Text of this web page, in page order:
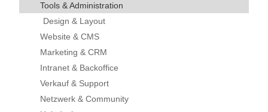
Tools & Administration
Design & Layout
Website & CMS
Marketing & CRM
Intranet & Backoffice
Verkauf & Support
Netzwerk & Community